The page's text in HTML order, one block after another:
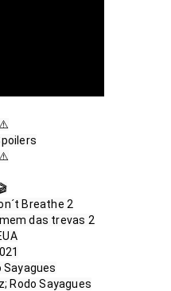
Breathe 2
das trevas 2
Sayagues
Rodo Sayagues